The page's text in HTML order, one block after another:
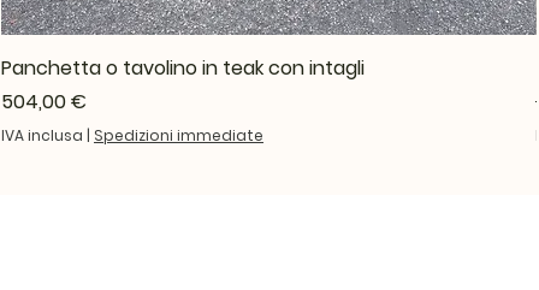
Panchetta o tavolino in teak con intagli
Prezzo
504,00 €
IVA inclusa | Spedizioni immediate